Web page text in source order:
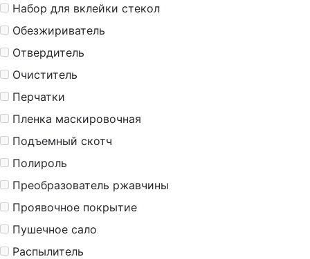
Набор для вклейки стекол
Обезжириватель
Отвердитель
Очиститель
Перчатки
Пленка маскировочная
Подъемный скотч
Полироль
Преобразователь ржавчины
Проявочное покрытие
Пушечное сало
Распылитель